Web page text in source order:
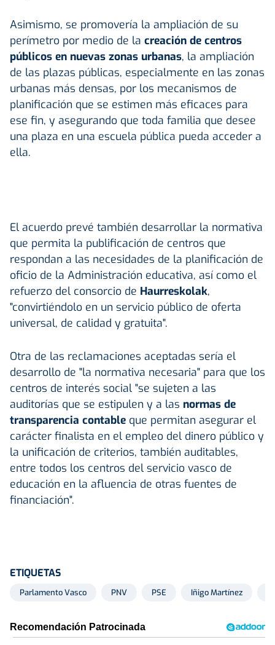
Asimismo, se promovería la ampliación de su
perímetro por medio de la creación de centros
públicos en nuevas zonas urbanas, la ampliación
de las plazas públicas, especialmente en las zonas
urbanas más densas, por los mecanismos de
planificación que se estimen más eficaces para
ese fin, y asegurando que toda familia que desee
una plaza en una escuela pública pueda acceder a
ella.
El acuerdo prevé también desarrollar la normativa
que permita la publificación de centros que
respondan a las necesidades de la planificación de
oficio de la Administración educativa, así como el
refuerzo del consorcio de Haurreskolak,
"convirtiéndolo en un servicio público de oferta
universal, de calidad y gratuita".
Otra de las reclamaciones aceptadas sería el
desarrollo de "la normativa necesaria" para que los
centros de interés social "se sujeten a las
auditorías que se estipulen y a las normas de
transparencia contable que permitan asegurar el
carácter finalista en el empleo del dinero público y
la unificación de criterios, también auditables,
entre todos los centros del servicio vasco de
educación en la afluencia de otras fuentes de
financiación".
ETIQUETAS
Parlamento Vasco PNV PSE Iñigo Martínez